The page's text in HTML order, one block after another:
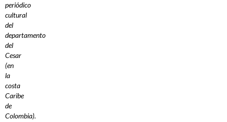
periódico
cultural
del
departamento
del
Cesar
(en
la
costa
Caribe
de
Colombia).